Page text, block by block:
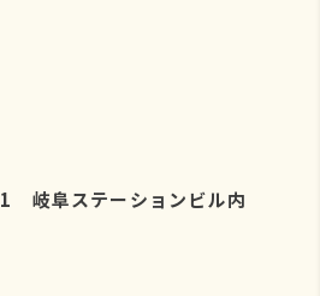
岐阜ステーションビル内